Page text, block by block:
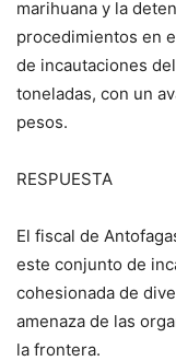
marihuana y la
procedimientos en
de incautaciones
toneladas, con un
pesos.
RESPUESTA
El fiscal de
este conjunto de
cohesionada de
amenaza de las
la frontera.